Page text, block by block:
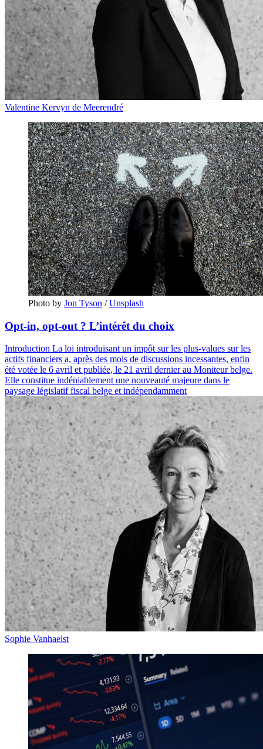
Valentine Kervyn de Meerendré
Photo by Jon Tyson / Unsplash
Opt-in, opt-out ? L’intérêt du choix
Introduction La loi introduisant un impôt sur les plus-values sur les
actifs financiers a, après des mois de discussions incessantes, enfin
été votée le 6 avril et publiée, le 21 avril dernier au Moniteur belge.
Elle constitue indéniablement une nouveauté majeure dans le
paysage législatif fiscal belge et indépendamment
Sophie Vanhaelst